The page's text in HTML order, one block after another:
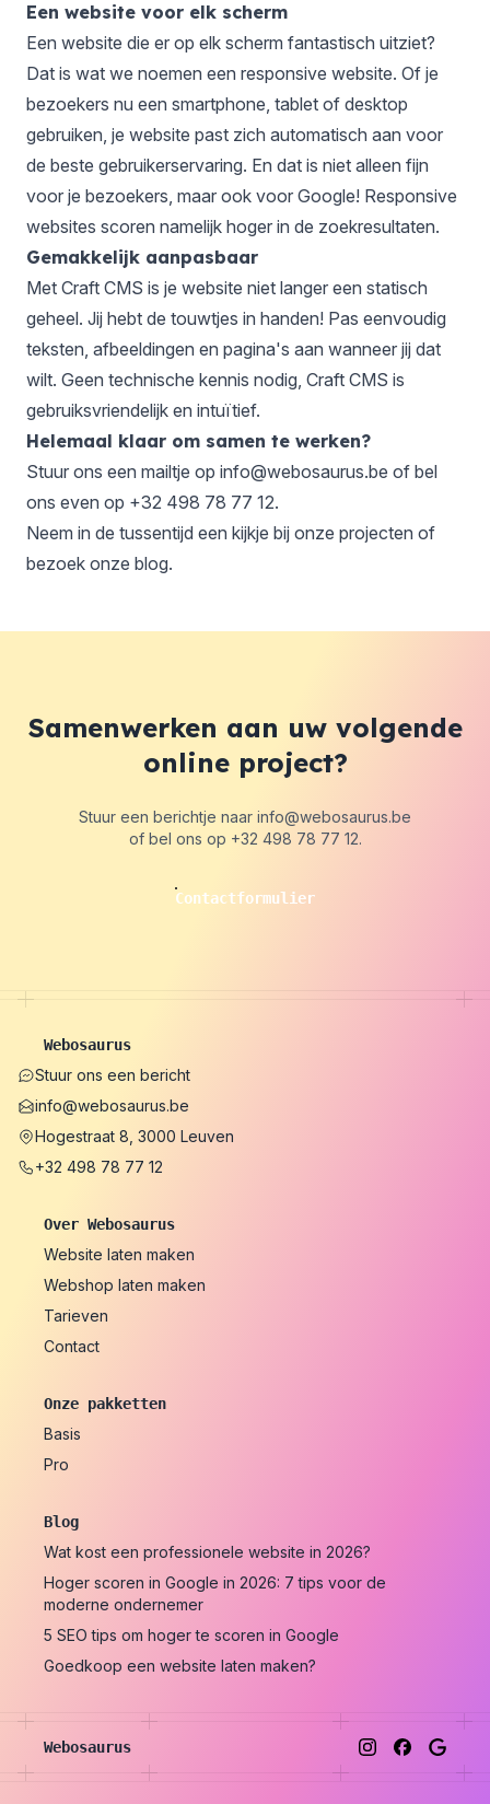
Een website voor elk scherm
Een website die er op elk scherm fantastisch uitziet?
Dat is wat we noemen een responsive website. Of je
bezoekers nu een smartphone, tablet of desktop
gebruiken, je website past zich automatisch aan voor
de beste gebruikerservaring. En dat is niet alleen fijn
voor je bezoekers, maar ook voor Google! Responsive
websites scoren namelijk hoger in de zoekresultaten.
Gemakkelijk aanpasbaar
Met Craft CMS is je website niet langer een statisch
geheel. Jij hebt de touwtjes in handen! Pas eenvoudig
teksten, afbeeldingen en pagina's aan wanneer jij dat
wilt. Geen technische kennis nodig, Craft CMS is
gebruiksvriendelijk en intuïtief.
Helemaal klaar om samen te werken?
Stuur ons een mailtje op info@webosaurus.be of bel
ons even op +32 498 78 77 12.
Neem in de tussentijd een kijkje bij onze projecten of
bezoek onze blog.
Samenwerken aan uw volgende
online project?
Stuur een berichtje naar info@webosaurus.be
of bel ons op +32 498 78 77 12.
Contactformulier
Webosaurus
Stuur ons een bericht
info@webosaurus.be
Hogestraat 8, 3000 Leuven
+32 498 78 77 12
Over Webosaurus
Website laten maken
Webshop laten maken
Tarieven
Contact
Onze pakketten
Basis
Pro
Blog
Wat kost een professionele website in 2026?
Hoger scoren in Google in 2026: 7 tips voor de
moderne ondernemer
5 SEO tips om hoger te scoren in Google
Goedkoop een website laten maken?
Webosaurus
Instagram
Facebook
Google